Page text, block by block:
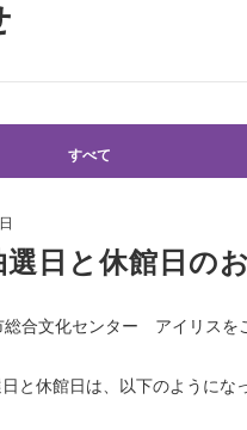
すべて
選日と休館日の
合文化センター アイリスを
と休館日は、以下のようにな